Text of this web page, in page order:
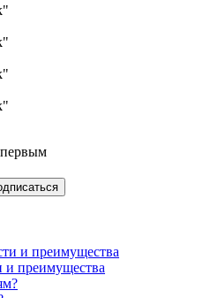
первым
и преимущества